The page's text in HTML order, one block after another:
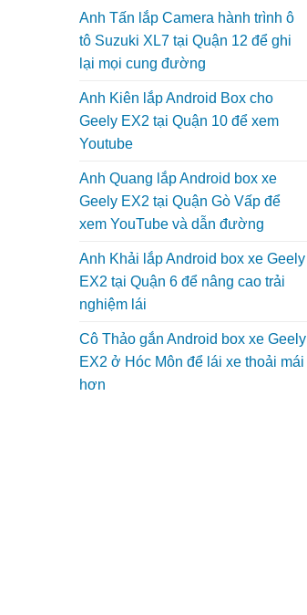
Anh Tấn lắp Camera hành trình ô
tô Suzuki XL7 tại Quận 12 để ghi
lại mọi cung đường
Anh Kiên lắp Android Box cho
Geely EX2 tại Quận 10 để xem
Youtube
Anh Quang lắp Android box xe
Geely EX2 tại Quận Gò Vấp để
xem YouTube và dẫn đường
Anh Khải lắp Android box xe Geely
EX2 tại Quận 6 để nâng cao trải
nghiệm lái
Cô Thảo gắn Android box xe Geely
EX2 ở Hóc Môn để lái xe thoải mái
hơn